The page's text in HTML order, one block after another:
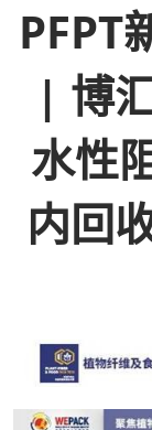
PFPT
| 博
水性
内回